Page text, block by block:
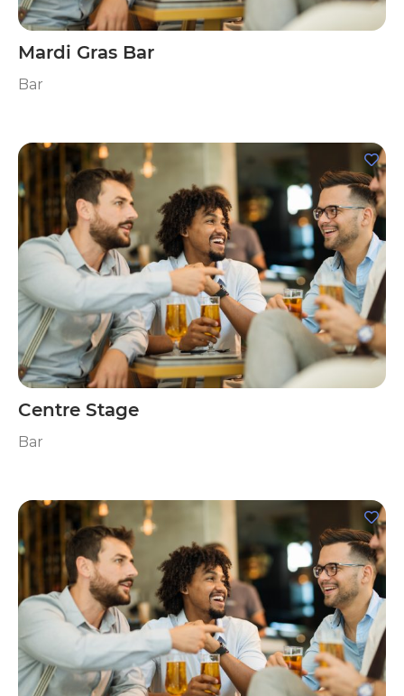
Mardi Gras Bar
Bar
Centre Stage
Bar